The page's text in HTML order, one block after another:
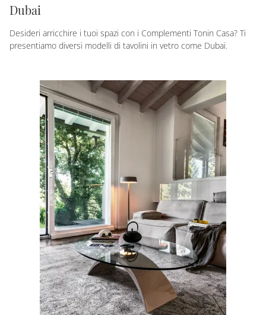
Dubai
Desideri arricchire i tuoi spazi con i Complementi Tonin Casa? Ti
presentiamo diversi modelli di tavolini in vetro come Dubai.